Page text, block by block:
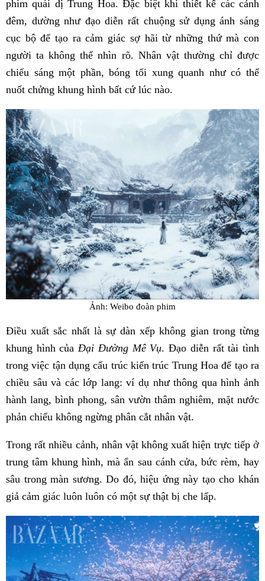
phim quái dị Trung Hoa. Đặc biệt khi thiết kế các cảnh
đêm, dường như đạo diễn rất chuộng sử dụng ánh sáng
cục bộ để tạo ra cảm giác sợ hãi từ những thứ mà con
người ta không thể nhìn rõ. Nhân vật thường chỉ được
chiếu sáng một phần, bóng tối xung quanh như có thể
nuốt chửng khung hình bất cứ lúc nào.
Ảnh: Weibo đoàn phim
Điều xuất sắc nhất là sự dàn xếp không gian trong từng
khung hình củaĐại Đường Mê Vụ. Đạo diễn rất tài tình
trong việc tận dụng cấu trúc kiến trúc Trung Hoa để tạo ra
chiều sâu và các lớp lang: ví dụ như thông qua hình ảnh
hành lang, bình phong, sân vườn thâm nghiêm, mặt nước
phản chiếu không ngừng phân cắt nhân vật.
Trong rất nhiều cảnh, nhân vật không xuất hiện trực tiếp ở
trung tâm khung hình, mà ẩn sau cánh cửa, bức rèm, hay
sâu trong màn sương. Do đó, hiệu ứng này tạo cho khán
giả cảm giác luôn luôn có một sự thật bị che lấp.